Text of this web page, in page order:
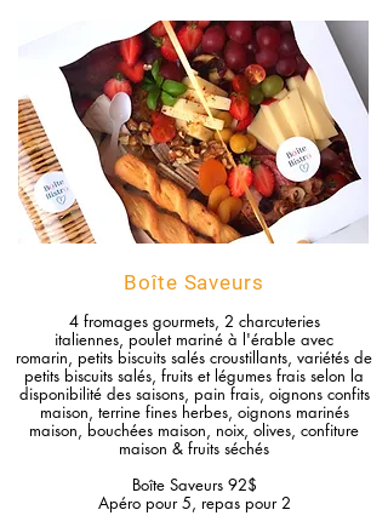
Boîte Saveurs
4 fromages gourmets, 2 charcuteries
italiennes, poulet mariné à l'érable avec
romarin, petits biscuits salés croustillants, variétés de
petits biscuits salés, fruits et légumes frais selon la
disponibilité des saisons, pain frais, oignons confits
maison, terrine fines herbes, oignons marinés
maison, bouchées maison, noix, olives, confiture
maison & fruits séchés
Boîte Saveurs92$
Apéro pour 5, repas pour 2